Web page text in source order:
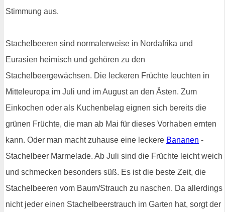
Stimmung aus.
Stachelbeeren sind normalerweise in Nordafrika und
Eurasien heimisch und gehören zu den
Stachelbeergewächsen. Die leckeren Früchte leuchten in
Mitteleuropa im Juli und im August an den Ästen. Zum
Einkochen oder als Kuchenbelag eignen sich bereits die
grünen Früchte, die man ab Mai für dieses Vorhaben ernten
kann. Oder man macht zuhause eine leckere Bananen -
Stachelbeer Marmelade. Ab Juli sind die Früchte leicht weich
und schmecken besonders süß. Es ist die beste Zeit, die
Stachelbeeren vom Baum/Strauch zu naschen. Da allerdings
nicht jeder einen Stachelbeerstrauch im Garten hat, sorgt der